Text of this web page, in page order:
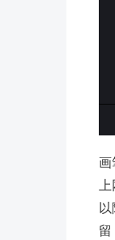
画
留